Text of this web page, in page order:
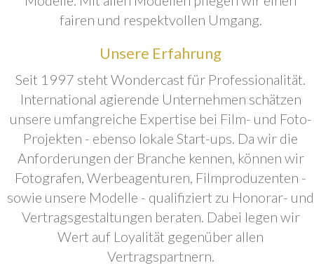
fairen und respektvollen Umgang.
Unsere Erfahrung
Seit 1997 steht Wondercast für Professionalität.
International agierende Unternehmen schätzen
unsere umfangreiche Expertise bei Film- und Foto-
Projekten - ebenso lokale Start-ups. Da wir die
Anforderungen der Branche kennen, können wir
Fotografen, Werbeagenturen, Filmproduzenten -
sowie unsere Modelle - qualifiziert zu Honorar- und
Vertragsgestaltungen beraten. Dabei legen wir
Wert auf Loyalität gegenüber allen
Vertragspartnern.